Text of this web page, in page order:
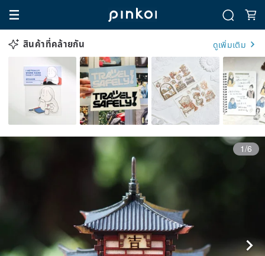
สินค้าที่คล้ายกัน ดูเพิ่มเติม
1/6